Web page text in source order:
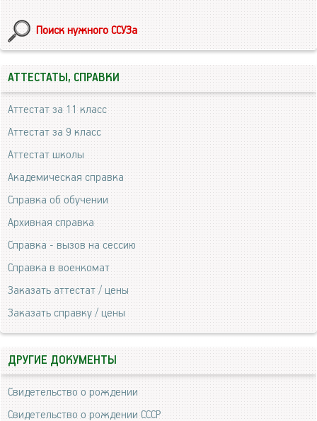
Поиск нужного ССУЗа
АТТЕСТАТЫ, СПРАВКИ
Аттестат за 11 класс
Аттестат за 9 класс
Аттестат школы
Академическая справка
Справка об обучении
Архивная справка
Справка - вызов на сессию
Справка в военкомат
Заказать аттестат / цены
Заказать справку / цены
ДРУГИЕ ДОКУМЕНТЫ
Свидетельство о рождении
Свидетельство о рождении СССР